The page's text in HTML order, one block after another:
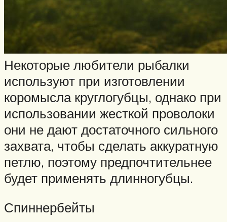
Некоторые любители рыбалки
используют при изготовлении
коромысла круглогубцы, однако при
использовании жесткой проволоки
они не дают достаточного сильного
захвата, чтобы сделать аккуратную
петлю, поэтому предпочтительнее
будет применять длинногубцы.
Спиннербейты